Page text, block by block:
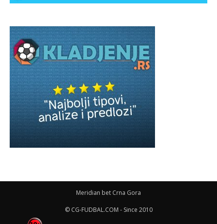
Meridian bet Crna Gora
© CG-FUDBAL.COM - Since 2010